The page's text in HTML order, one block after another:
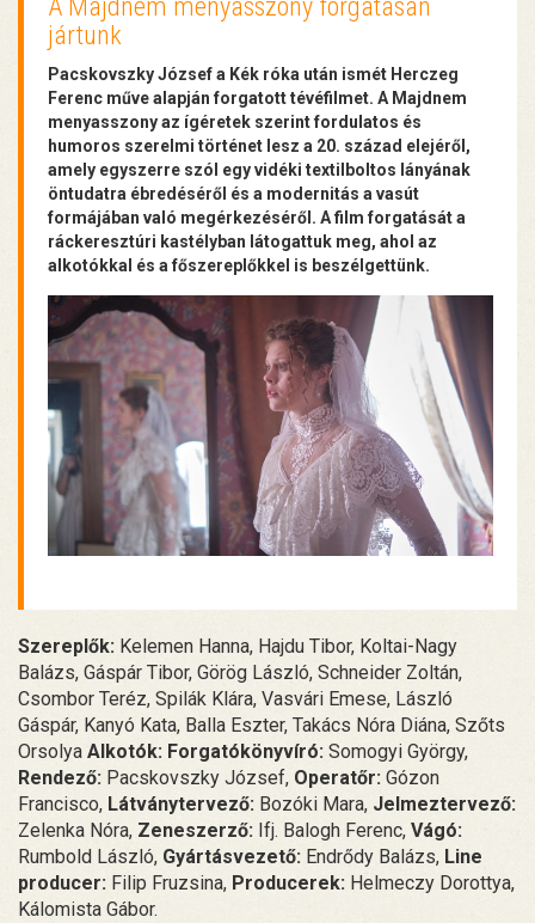
A Majdnem menyasszony forgatásán
jártunk
Pacskovszky József a Kék róka után ismét Herczeg
Ferenc műve alapján forgatott tévéfilmet. A Majdnem
menyasszony az ígéretek szerint fordulatos és
humoros szerelmi történet lesz a 20. század elejéről,
amely egyszerre szól egy vidéki textilboltos lányának
öntudatra ébredéséről és a modernitás a vasút
formájában való megérkezéséről. A film forgatását a
ráckeresztúri kastélyban látogattuk meg, ahol az
alkotókkal és a főszereplőkkel is beszélgettünk.
Szereplők: Kelemen Hanna, Hajdu Tibor, Koltai-Nagy
Balázs, Gáspár Tibor, Görög László, Schneider Zoltán,
Csombor Teréz, Spilák Klára, Vasvári Emese, László
Gáspár, Kanyó Kata, Balla Eszter, Takács Nóra Diána, Szőts
Orsolya Alkotók: Forgatókönyvíró: Somogyi György,
Rendező: Pacskovszky József, Operatőr: Gózon
Francisco, Látványtervező: Bozóki Mara, Jelmeztervező:
Zelenka Nóra, Zeneszerző: Ifj. Balogh Ferenc, Vágó:
Rumbold László, Gyártásvezető: Endrődy Balázs, Line
producer: Filip Fruzsina, Producerek: Helmeczy Dorottya,
Kálomista Gábor.